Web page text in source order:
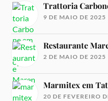
Trattoria
9 DE MAIO DE 2025
Restaurante
2 DE MAIO DE 2025
Marmitex em
20 DE FEVEREIRO